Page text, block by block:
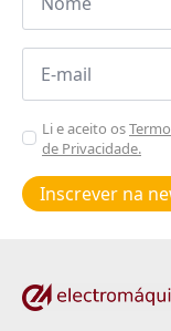
Email
Aceitar
Poiticas
de
privacidade
Li e aceito os
de Privacidade.
Inscrever na